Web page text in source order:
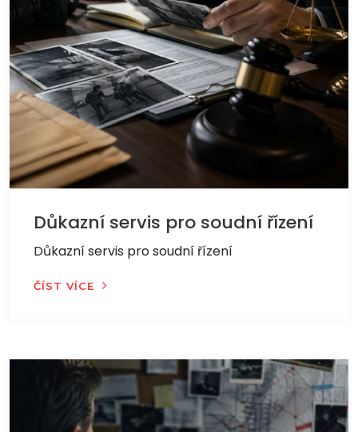
Důkazní servis pro soudní řízení
Důkazní servis pro soudní řízení
ČÍST VÍCE